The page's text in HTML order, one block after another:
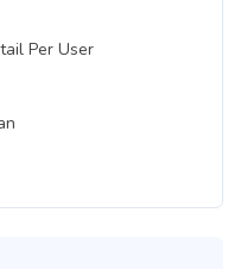
Per User